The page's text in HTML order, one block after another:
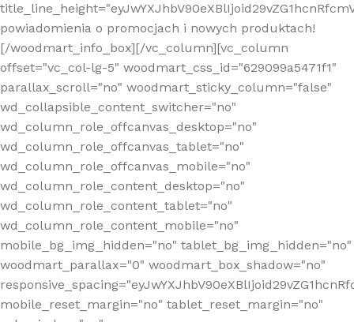
powiadomienia o promocjach i nowych produktach!
[/woodmart_info_box][/vc_column][vc_column
offset="vc_col-lg-5" woodmart_css_id="629099a5471f1"
parallax_scroll="no" woodmart_sticky_column="false"
wd_collapsible_content_switcher="no"
wd_column_role_offcanvas_desktop="no"
wd_column_role_offcanvas_tablet="no"
wd_column_role_offcanvas_mobile="no"
wd_column_role_content_desktop="no"
wd_column_role_content_tablet="no"
wd_column_role_content_mobile="no"
mobile_bg_img_hidden="no" tablet_bg_img_hidden="no"
woodmart_parallax="0" woodmart_box_shadow="no"
mobile_reset_margin="no" tablet_reset_margin="no"